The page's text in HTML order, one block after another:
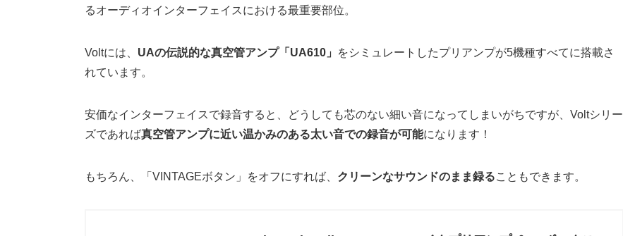
るオーディオインターフェイスにおける最重要部位。
Voltには、 UAの伝説的な真空管アンプ「UA610」
をシミュレートしたプリアンプが5機種すべてに搭載さ
れています。
安価なインターフェイスで録音すると、どうしても芯のない細い音になってしまいがちですが、Voltシリー
ズであれば真空管アンプに近い温かみのある太い音での録音が可能になります！
もちろん、「VINTAGEボタン」をオフにすれば、 クリーンなサウンドのまま録ることもできます。